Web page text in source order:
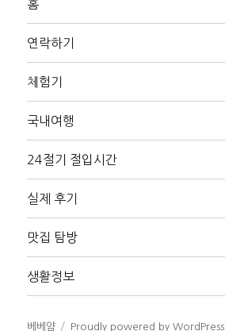
홈
연락하기
체험기
국내여행
24절기 절입시간
실제 후기
맛집 탐방
생활정보
베베얌 Proudly powered by WordPress